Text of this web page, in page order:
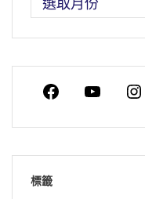
標籤